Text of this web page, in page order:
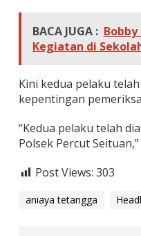
BACA JUGA :
Kegiatan di
Kini kedua pelaku
kepentingan
“Kedua pelaku telah
Polsek Percut
Post Views: 303
aniaya tetangga